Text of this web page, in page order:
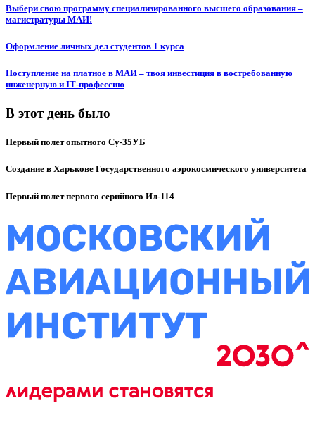
Выбери свою программу специализированного высшего образования –
магистратуры МАИ!
Оформление личных дел студентов 1 курса
Поступление на платное в МАИ – твоя инвестиция в востребованную
инженерную и IT‑профессию
В этот день было
Первый полет опытного Су-35УБ
Создание в Харькове Государственного аэрокосмического университета
Первый полет первого серийного Ил-114